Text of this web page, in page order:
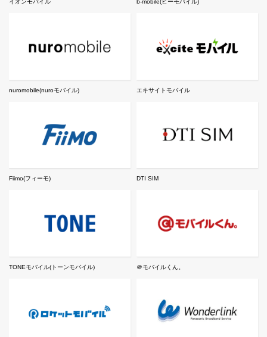
イオンモバイル b-mobile(ビーモバイル)
nuromobile(nuroモバイル) エキサイトモバイル
Fiimo(フィーモ) DTI SIM
TONEモバイル(トーンモバイル) ＠モバイルくん。